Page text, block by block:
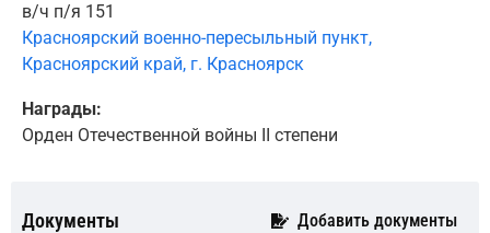
в/ч п/я 151
Красноярский военно-пересыльный пункт,
Красноярский край, г. Красноярск
Награды:
Орден Отечественной войны II степени
Документы Добавить документы